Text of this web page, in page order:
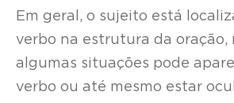
Em geral, o sujeito está
verbo na estrutura da oração,
algumas situações pode
verbo ou até mesmo estar